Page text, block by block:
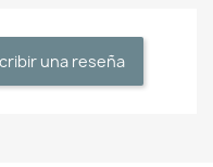
una reseña